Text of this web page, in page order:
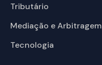
Tributário
Mediação e Arbitragem
Tecnologia